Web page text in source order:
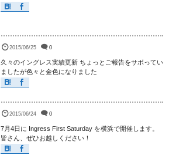
2015/06/25 0
久々のイングレス実績更新 ちょっとご報告をサボってい
ましたが色々と金色になりました
2015/06/24 0
7月4日に Ingress First Saturday を横浜で開催します。
皆さん、ぜひお越しください！